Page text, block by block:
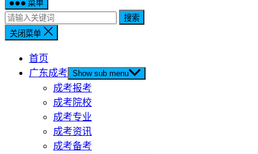
菜单
搜索
关闭菜单
首页
广东成考 Show sub menu
成考报考
成考院校
成考专业
成考资讯
成考备考